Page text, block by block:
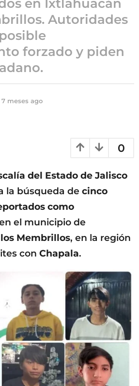
en Ixtlahuacán
Autoridades
forzado y piden
7 meses ago
o
0
del Estado de Jalisco
la búsqueda de cinco
como
el municipio de
Membrillos, en la región
con Chapala.